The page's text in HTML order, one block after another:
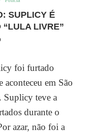
SUPLICY É
“LULA LIVRE”
foi furtado
em São
Suplicy teve a
durante o
azar, não foi a